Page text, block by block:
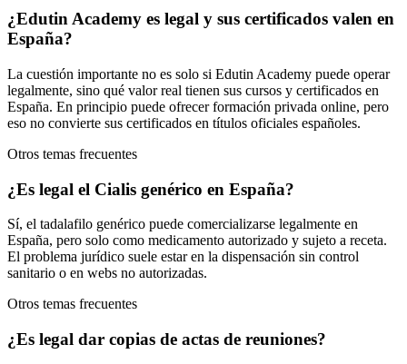
¿Edutin Academy es legal y sus certificados valen en
España?
La cuestión importante no es solo si Edutin Academy puede operar
legalmente, sino qué valor real tienen sus cursos y certificados en
España. En principio puede ofrecer formación privada online, pero
eso no convierte sus certificados en títulos oficiales españoles.
Otros temas frecuentes
¿Es legal el Cialis genérico en España?
Sí, el tadalafilo genérico puede comercializarse legalmente en
España, pero solo como medicamento autorizado y sujeto a receta.
El problema jurídico suele estar en la dispensación sin control
sanitario o en webs no autorizadas.
Otros temas frecuentes
¿Es legal dar copias de actas de reuniones?